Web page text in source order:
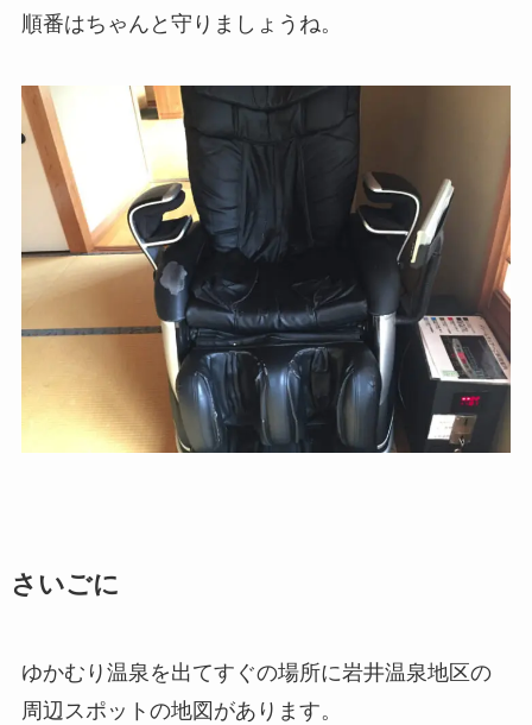
順番はちゃんと守りましょうね。
さいごに
ゆかむり温泉を出てすぐの場所に岩井温泉地区の
周辺スポットの地図があります。